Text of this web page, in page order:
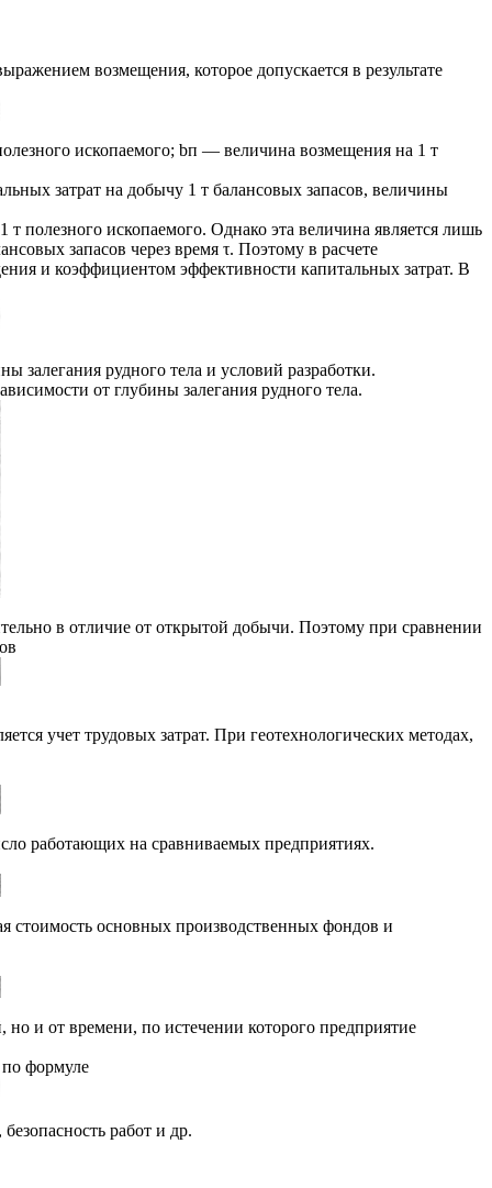
возмещения, которое допускается в результате
ископаемого; bп — величина возмещения на 1 т
затрат на добычу 1 т балансовых запасов, величины
полезного ископаемого. Однако эта величина является лишь
запасов через время τ. Поэтому в расчете
и коэффициентом эффективности капитальных затрат. В
залегания рудного тела и условий разработки.
от глубины залегания рудного тела.
в отличие от открытой добычи. Поэтому при сравнении
учет трудовых затрат. При геотехнологических методах,
работающих на сравниваемых предприятиях.
стоимость основных производственных фондов и
и от времени, по истечении которого предприятие
формуле
работ и др.